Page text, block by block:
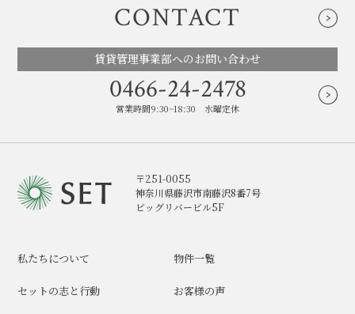
CONTACT
賃貸管理事業部へのお問い合わせ
0466-24-2478
営業時間9:30~18:30 水曜定休
〒251-0055
神奈川県藤沢市南藤沢8番7号
ビッグリバービル5F
私たちについて
セットの志と行動
物件一覧
お客様の声